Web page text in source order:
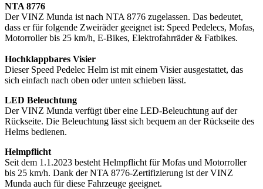
NTA 8776
Der VINZ Munda ist nach NTA 8776 zugelassen. Das bedeutet,
dass er für folgende Zweiräder geeignet ist: Speed Pedelecs, Mofas,
Motorroller bis 25 km/h, E-Bikes, Elektrofahrräder & Fatbikes.
Hochklappbares Visier
Dieser Speed Pedelec Helm ist mit einem Visier ausgestattet, das
sich einfach nach oben oder unten schieben lässt.
LED Beleuchtung
Der VINZ Munda verfügt über eine LED-Beleuchtung auf der
Rückseite. Die Beleuchtung lässt sich bequem an der Rückseite des
Helms bedienen.
Helmpflicht
Seit dem 1.1.2023 besteht Helmpflicht für Mofas und Motorroller
bis 25 km/h. Dank der NTA 8776-Zertifizierung ist der VINZ
Munda auch für diese Fahrzeuge geeignet.